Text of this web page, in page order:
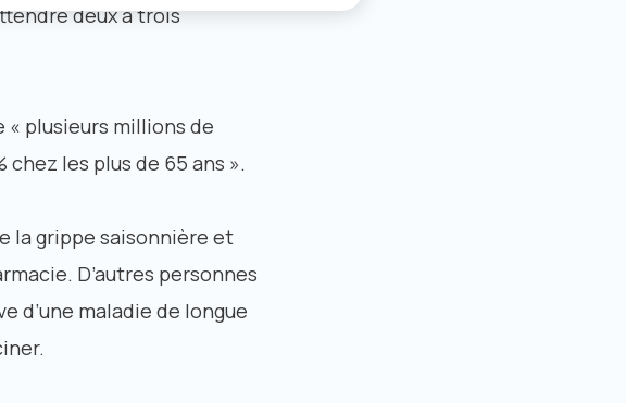
deux à trois
plusieurs millions de
les plus de 65 ans ».
la grippe saisonnière et
D’autres personnes
d’une maladie de longue